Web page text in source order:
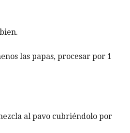
las papas, procesar por 1
al pavo cubriéndolo por